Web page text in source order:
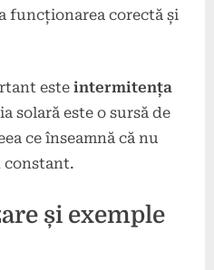
funcționarea corectă și
este intermitența
solară este o sursă de
ce înseamnă că nu
constant.
și exemple